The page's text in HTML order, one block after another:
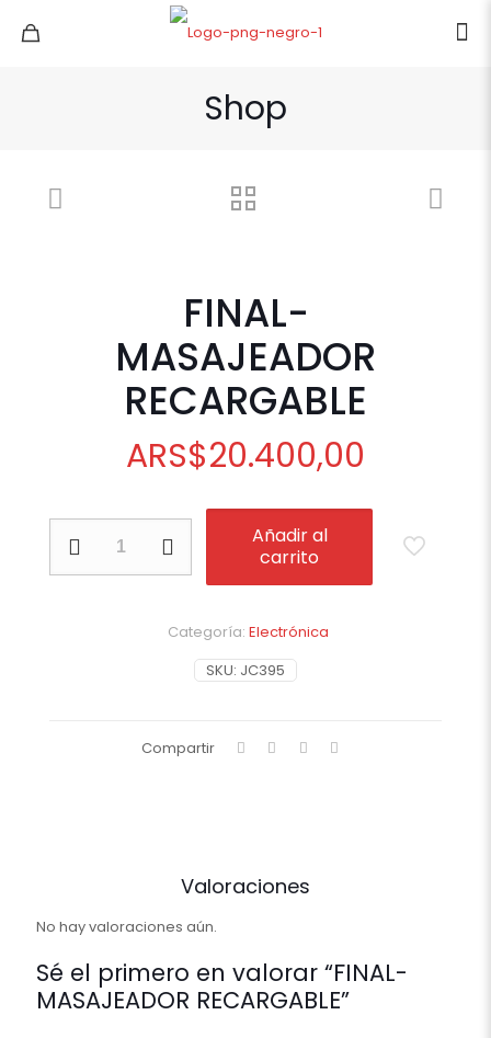
Shop
FINAL-
MASAJEADOR
RECARGABLE
ARS$20.400,00
MASAJEADOR
RECARGABLE
Añadir al
carrito
SKU: JC395
Categoría: Electrónica
Compartir
Valoraciones
No hay valoraciones aún.
Sé el primero en valorar “FINAL-
MASAJEADOR RECARGABLE”